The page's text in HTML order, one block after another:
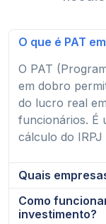
O que é PAT
O PAT
em dobro
do lucro real
funcionários. É
cálculo do IRPJ
Quais
Como
investimento?